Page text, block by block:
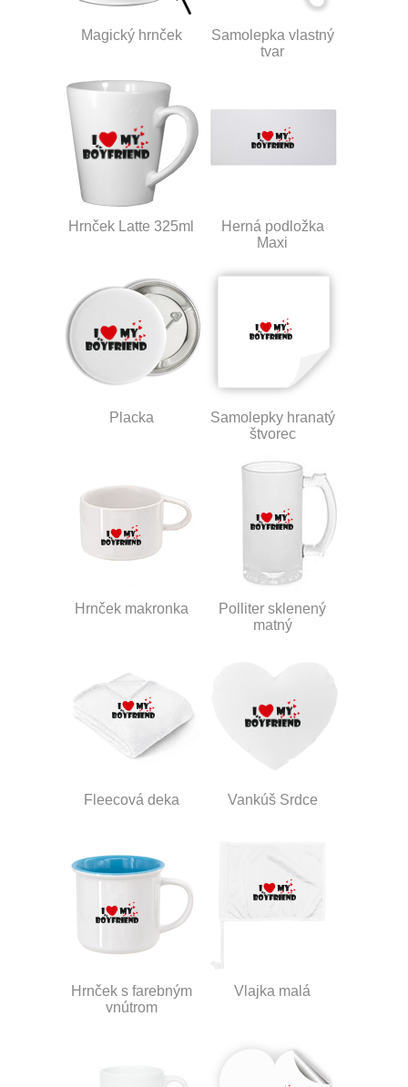
Magický hrnček
Samolepka vlastný
tvar
Hrnček Latte 325ml
Herná podložka
Maxi
Placka
Samolepky hranatý
štvorec
Hrnček makronka
Polliter sklenený
matný
Fleecová deka Vankúš Srdce
Hrnček s farebným
vnútrom
Vlajka malá